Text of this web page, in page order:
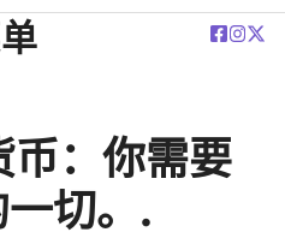
币：你需要
切。.
Polski